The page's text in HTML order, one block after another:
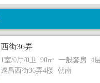
西街36弄
1室/0厅/0卫 90㎡ 一般套房 4
遂昌西街36弄4楼 朝南